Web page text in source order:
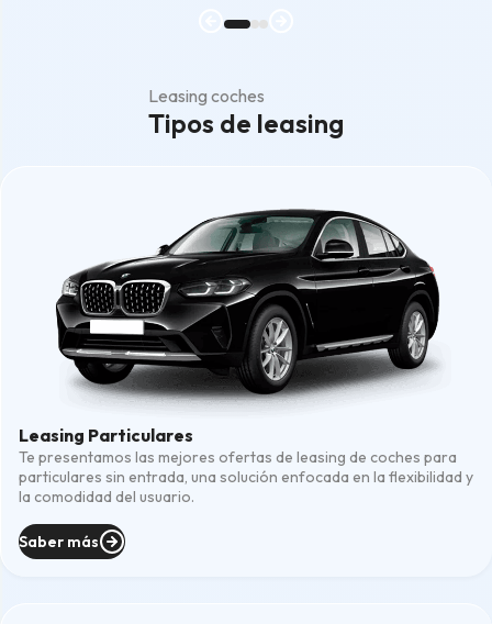
Leasing coches
Tipos de leasing
Leasing Particulares
Te presentamos las mejores ofertas de leasing de coches para
particulares sin entrada, una solución enfocada en la flexibilidad y
la comodidad del usuario.
Saber más